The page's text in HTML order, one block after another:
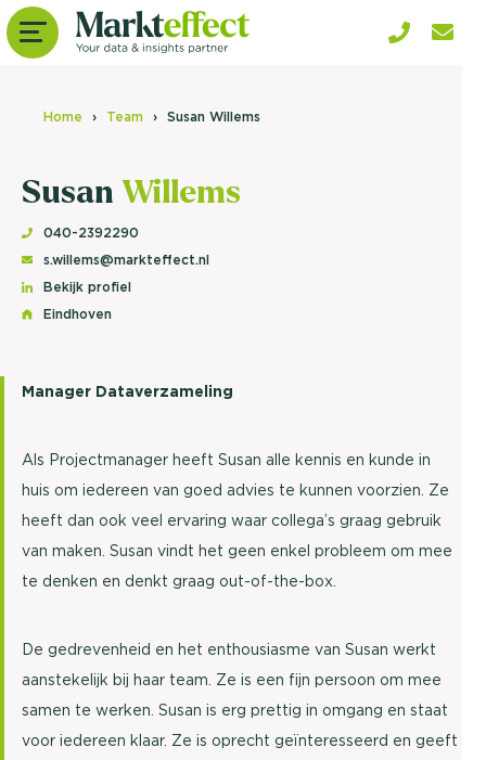
Home Team Susan Willems
Susan Willems
040-2392290
s.willems@markteffect.nl
Bekijk profiel
Eindhoven
Manager Dataverzameling
Als Projectmanager heeft Susan alle kennis en kunde in
huis om iedereen van goed advies te kunnen voorzien. Ze
heeft dan ook veel ervaring waar collega’s graag gebruik
van maken. Susan vindt het geen enkel probleem om mee
te denken en denkt graag out-of-the-box.
De gedrevenheid en het enthousiasme van Susan werkt
aanstekelijk bij haar team. Ze is een fijn persoon om mee
samen te werken. Susan is erg prettig in omgang en staat
voor iedereen klaar. Ze is oprecht geïnteresseerd en geeft